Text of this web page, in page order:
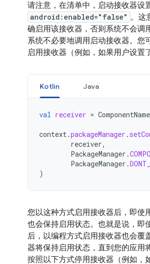
请注意，在清单中，启动接收器设
android:enabled="false" 。这
确启用该接收器，否则系统不会调
系统不必要地调用启动接收器。您
启用接收器（例如，如果用户设置
Kotlin Java
val receiver = ComponentName
context.packageManager .
receiver,
PackageManager .
PackageManager .
)
您以这种方式启用接收器后，即使
也会保持启用状态。也就是说，即
后，以编程方式启用接收器也会覆
器将保持启用状态，直到您的应用
按照以下方式停用接收器（例如，